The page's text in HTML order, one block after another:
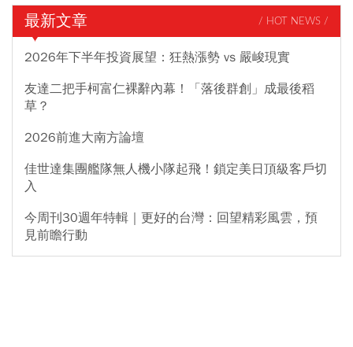
最新文章 / HOT NEWS /
2026年下半年投資展望：狂熱漲勢 vs 嚴峻現實
友達二把手柯富仁裸辭內幕！「落後群創」成最後稻
草？
2026前進大南方論壇
佳世達集團艦隊無人機小隊起飛！鎖定美日頂級客戶切
入
今周刊30週年特輯｜更好的台灣：回望精彩風雲，預
見前瞻行動